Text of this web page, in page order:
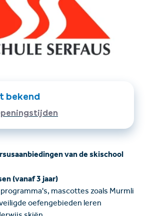
Nederlands
bekend
van de skischool
(vanaf 3 jaar)
mascottes zoals Murmli
oefengebieden leren